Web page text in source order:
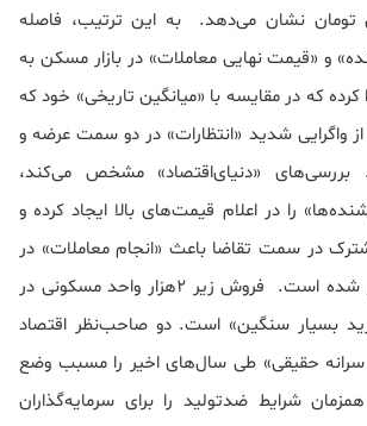
۱۵۷‌میلیون تومان نشان می‌دهد. به این ترتیب، فاصله
و «قیمت نهایی معاملات» در بازار مسکن به
کرده که در مقایسه با «میانگین تاریخی» خود که
از واگرایی شدید «انتظارات» در دو سمت عرضه و
بررسی‌های «دنیای‌اقتصاد» مشخص می‌کند،
را در اعلام قیمت‌های بالا ایجاد کرده و
در سمت تقاضا باعث «انجام معاملات» در
سطح قیمت پایین‌تر شده است. فروش زیر ۲هزار واحد مسکونی در
بسیار سنگین» است. دو صاحب‌نظر اقتصاد
حقیقی» طی سال‌های اخیر را مسبب وضع
شرایط ضدتولید را برای سرمایه‌گذاران